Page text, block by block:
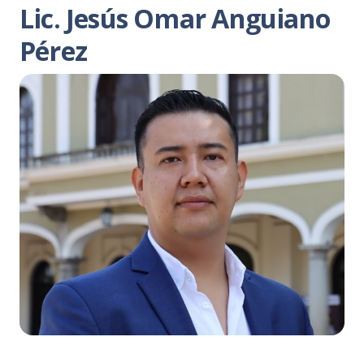
Lic. Jesús Omar Anguiano
Pérez